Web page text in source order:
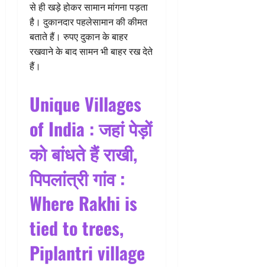
से ही खड़े होकर सामान मांगना पड़ता
है। दुकानदार पहलेसामान की कीमत
बताते हैं। रुपए दुकान के बाहर
रखवाने के बाद सामन भी बाहर रख देते
हैं।
Unique Villages
of India : जहां पेड़ों
को बांधते हैं राखी,
पिपलांत्री गांव :
Where Rakhi is
tied to trees,
Piplantri village